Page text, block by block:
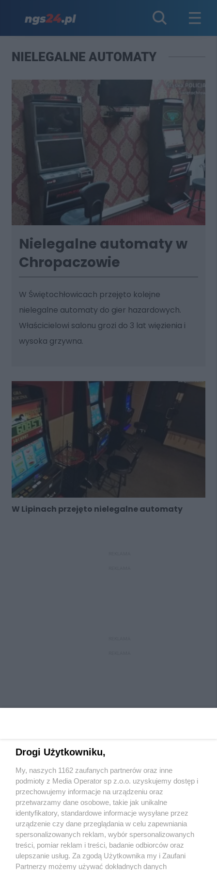
NIELEGALNE AUTOMATY
Nielegalne automaty w
Chropaczowie
W Świętochłowicach przejęto kolejne
nielegalne automaty do gier hazardowych.
Właścicielowi salonu grozi do 3 lat więzienia i
wysoka grzywna.
W Lipinach przejęto nielegalne automaty
Wydawca mediówlokalnych
Nie zapomnij
zapoznać się z:
polityką prywatności regulamin korzystania z portali
Twojemiasto Skontaktuj się z nami
Drogi Użytkowniku,
My, naszych 1162 zaufanych partnerów oraz inne
podmioty z Media Operator sp z.o.o. uzyskujemy dostęp i
przechowujemy informacje na urządzeniu oraz
przetwarzamy dane osobowe, takie jak unikalne
identyfikatory, standardowe informacje wysyłane przez
urządzenie czy dane przeglądania w celu zapewniania
spersonalizowanych reklam, wybór spersonalizowanych
treści, pomiar reklam i treści, badanie odbiorców oraz
ulepszanie usług. Za zgodą Użytkownika my i Zaufani
Partnerzy możemy używać dokładnych danych